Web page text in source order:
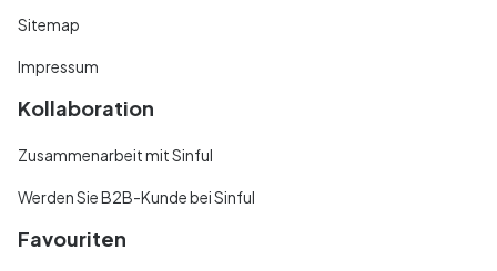
Sitemap
Impressum
Kollaboration
Zusammenarbeit mit Sinful
Werden Sie B2B-Kunde bei Sinful
Favouriten